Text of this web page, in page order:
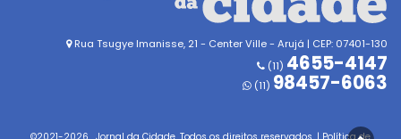
Rua Tsugye Imanisse, 21 - Center Ville - Arujá | CEP: 07401-130
(11) 4655-4147
(11) 98457-6063